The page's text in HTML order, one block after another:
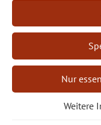
Nur
Weitere
weiterhin in
Autor/in